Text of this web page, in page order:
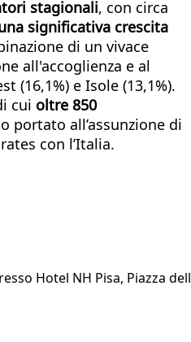
stagionali, con circa
significativa crescita
di un vivace
all'accoglienza e al
(16,1%) e Isole (13,1%).
cui oltre 850
portato all’assunzione di
con l’Italia.
Hotel NH Pisa, Piazza